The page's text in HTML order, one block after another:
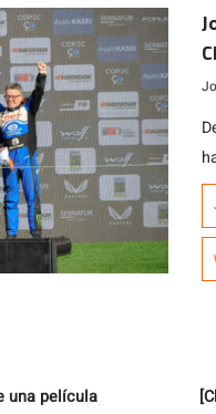
una película